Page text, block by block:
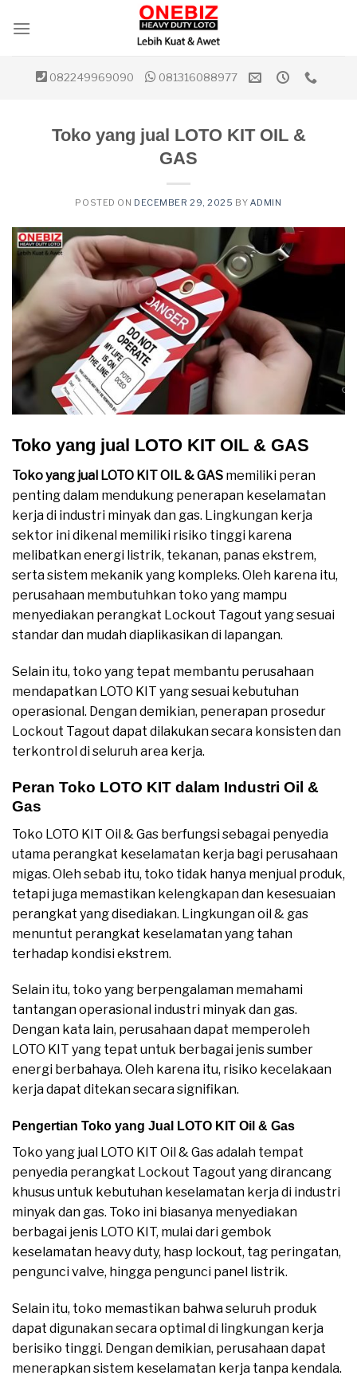
082249969090 081316088977
Toko yang jual LOTO KIT OIL &
GAS
POSTED ON DECEMBER 29, 2025 BY ADMIN
Toko yang jual LOTO KIT OIL & GAS
Toko yang jual LOTO KIT OIL & GAS memiliki peran
penting dalam mendukung penerapan keselamatan
kerja di industri minyak dan gas. Lingkungan kerja
sektor ini dikenal memiliki risiko tinggi karena
melibatkan energi listrik, tekanan, panas ekstrem,
serta sistem mekanik yang kompleks. Oleh karena itu,
perusahaan membutuhkan toko yang mampu
menyediakan perangkat Lockout Tagout yang sesuai
standar dan mudah diaplikasikan di lapangan.
Selain itu, toko yang tepat membantu perusahaan
mendapatkan LOTO KIT yang sesuai kebutuhan
operasional. Dengan demikian, penerapan prosedur
Lockout Tagout dapat dilakukan secara konsisten dan
terkontrol di seluruh area kerja.
Peran Toko LOTO KIT dalam Industri Oil &
Gas
Toko LOTO KIT Oil & Gas berfungsi sebagai penyedia
utama perangkat keselamatan kerja bagi perusahaan
migas. Oleh sebab itu, toko tidak hanya menjual produk,
tetapi juga memastikan kelengkapan dan kesesuaian
perangkat yang disediakan. Lingkungan oil & gas
menuntut perangkat keselamatan yang tahan
terhadap kondisi ekstrem.
Selain itu, toko yang berpengalaman memahami
tantangan operasional industri minyak dan gas.
Dengan kata lain, perusahaan dapat memperoleh
LOTO KIT yang tepat untuk berbagai jenis sumber
energi berbahaya. Oleh karena itu, risiko kecelakaan
kerja dapat ditekan secara signifikan.
Pengertian Toko yang Jual LOTO KIT Oil & Gas
Toko yang jual LOTO KIT Oil & Gas adalah tempat
penyedia perangkat Lockout Tagout yang dirancang
khusus untuk kebutuhan keselamatan kerja di industri
minyak dan gas. Toko ini biasanya menyediakan
berbagai jenis LOTO KIT, mulai dari gembok
keselamatan heavy duty, hasp lockout, tag peringatan,
pengunci valve, hingga pengunci panel listrik.
Selain itu, toko memastikan bahwa seluruh produk
dapat digunakan secara optimal di lingkungan kerja
berisiko tinggi. Dengan demikian, perusahaan dapat
menerapkan sistem keselamatan kerja tanpa kendala.